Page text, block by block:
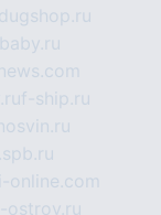
dugshop.ru
f-ship.ru
online.com
ostrov.ru